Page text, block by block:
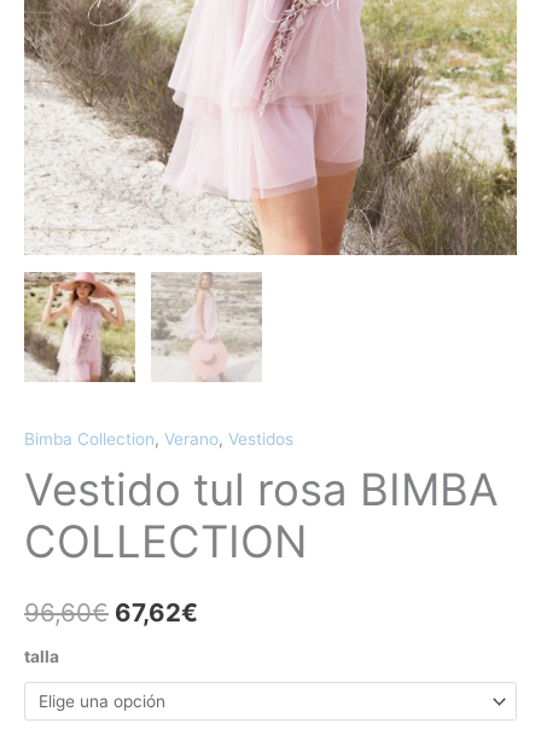
Bimba Collection, Verano, Vestidos
Vestido tul rosa BIMBA
COLLECTION
96,60€ 67,62€
talla